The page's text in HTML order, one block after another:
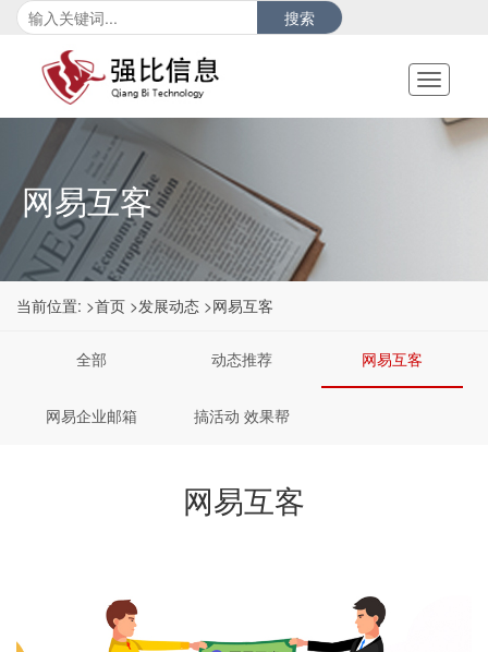
搜索
Toggle
网易互客
当前位置: >首页 >发展动态 >网易互客
全部 动态推荐 网易互客
网易企业邮箱 搞活动 效果帮
网易互客